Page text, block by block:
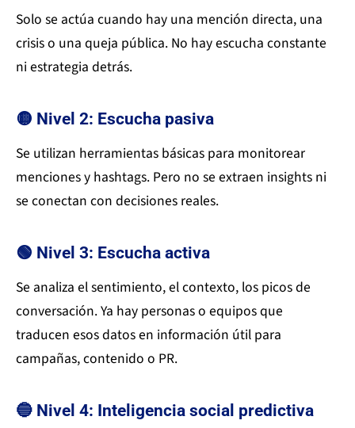
Solo se actúa cuando hay una mención directa, una
crisis o una queja pública. No hay escucha constante
ni estrategia detrás.
🟡 Nivel 2: Escucha pasiva
Se utilizan herramientas básicas para monitorear
menciones y hashtags. Pero no se extraen insights ni
se conectan con decisiones reales.
🟢 Nivel 3: Escucha activa
Se analiza el sentimiento, el contexto, los picos de
conversación. Ya hay personas o equipos que
traducen esos datos en información útil para
campañas, contenido o PR.
🔵 Nivel 4: Inteligencia social predictiva